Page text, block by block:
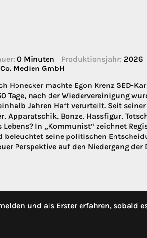
0 Minuten Produktionsjahr: 2026
Medien GmbH
Honecker machte Egon Krenz SED-
Tage, nach der Wiedervereinigung
Jahren Haft verurteilt. Seit
Apparatschik, Bonze, Hassfigur,
Lebens? In „Kommunist“ zeichnet
beleuchtet seine politischen
Perspektive auf den Niedergang der
und als Erster erfahren, sobald